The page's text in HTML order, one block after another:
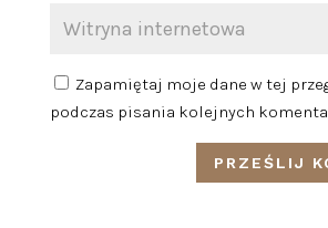
Zapamiętaj moje dane w tej
podczas pisania kolejnych